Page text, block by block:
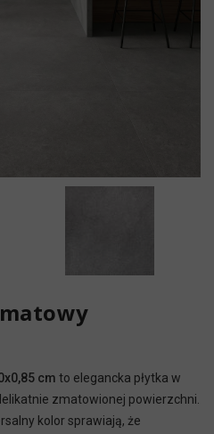
cm to elegancka płytka w
zmatowionej powierzchni.
kolor sprawiają, że